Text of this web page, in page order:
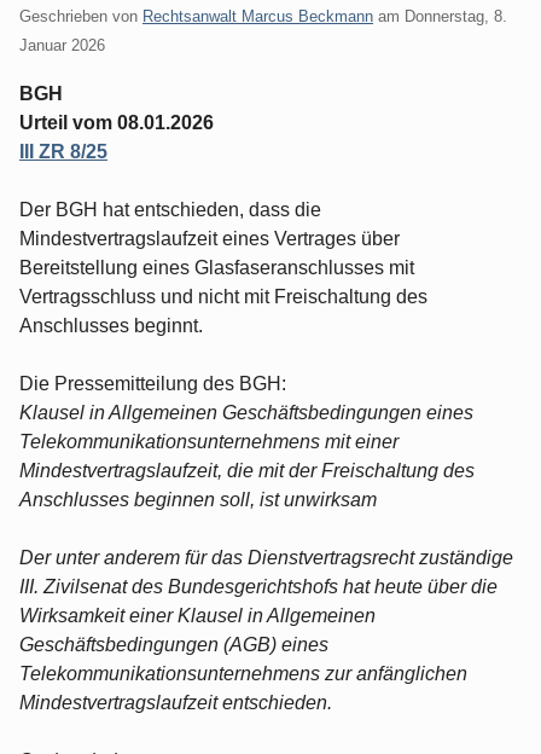
Geschrieben von Rechtsanwalt Marcus Beckmann am Donnerstag, 8.
Januar 2026
BGH
Urteil vom 08.01.2026
III ZR 8/25
Der BGH hat entschieden, dass die
Mindestvertragslaufzeit eines Vertrages über
Bereitstellung eines Glasfaseranschlusses mit
Vertragsschluss und nicht mit Freischaltung des
Anschlusses beginnt.
Die Pressemitteilung des BGH:
Klausel in Allgemeinen Geschäftsbedingungen eines
Telekommunikationsunternehmens mit einer
Mindestvertragslaufzeit, die mit der Freischaltung des
Anschlusses beginnen soll, ist unwirksam
Der unter anderem für das Dienstvertragsrecht zuständige
III. Zivilsenat des Bundesgerichtshofs hat heute über die
Wirksamkeit einer Klausel in Allgemeinen
Geschäftsbedingungen (AGB) eines
Telekommunikationsunternehmens zur anfänglichen
Mindestvertragslaufzeit entschieden.